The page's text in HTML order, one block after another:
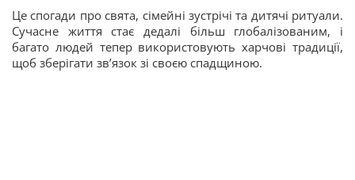
Це спогади про свята, сімейні зустрічі та дитячі ритуали.
Сучасне життя стає дедалі більш глобалізованим, і
багато людей тепер використовують харчові традиції,
щоб зберігати зв’язок зі своєю спадщиною.